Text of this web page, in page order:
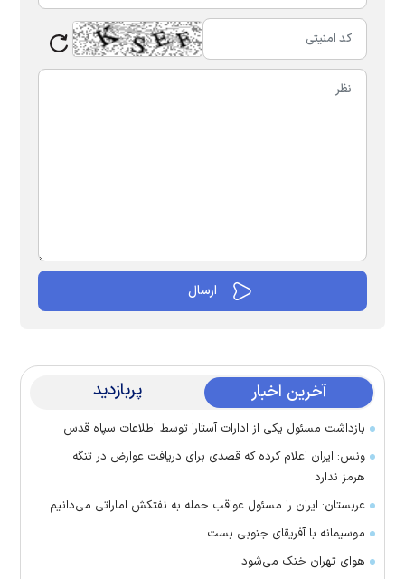
آخرین اخبار پربازدید
بازداشت مسئول یکی از ادارات آستارا توسط اطلاعات سپاه قدس
ونس: ایران اعلام کرده که قصدی برای دریافت عوارض در تنگه
هرمز ندارد
عربستان: ایران را مسئول عواقب حمله به نفتکش اماراتی می‌دانیم
موسیمانه با آفریقای جنوبی بست
هوای تهران خنک می‌شود